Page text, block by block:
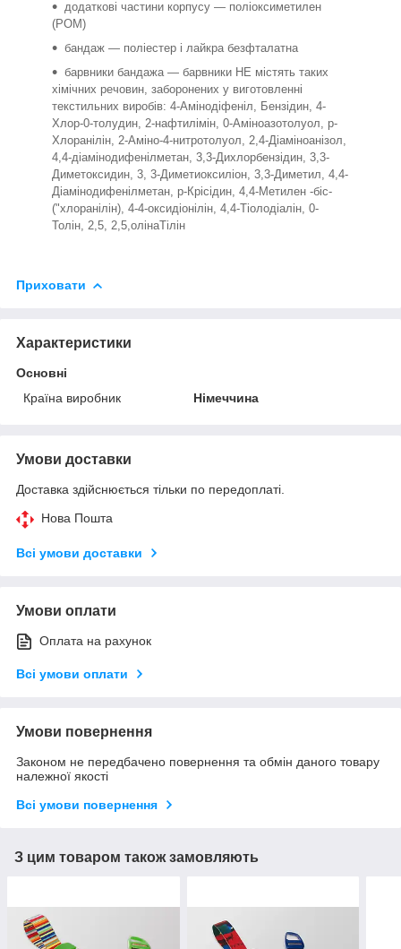
додаткові частини корпусу — поліоксиметилен
(POM)
бандаж — поліестер і лайкра безфталатна
барвники бандажа — барвники НЕ містять таких
хімічних речовин, заборонених у виготовленні
текстильних виробів: 4-Амінодіфеніл, Бензідин, 4-
Хлор-0-толудин, 2-нафтилімін, 0-Аміноазотолуол, р-
Хлоранілін, 2-Аміно-4-нитротолуол, 2,4-Діаміноанізол,
4,4-діамінодифенілметан, 3,3-Дихлорбензідин, 3,3-
Диметоксидин, 3, 3-Диметиоксиліон, 3,3-Диметил, 4,4-
Діамінодифенілметан, р-Крісідин, 4,4-Метилен -біс-
("хлоранілін), 4-4-оксидіонілін, 4,4-Тіолодіалін, 0-
Толін, 2,5, 2,5,олінаТілін
Приховати
Характеристики
Основні
Країна виробник
Німеччина
Умови доставки
Доставка здійснюється тільки по передоплаті.
Нова Пошта
Всі умови доставки
Умови оплати
Оплата на рахунок
Всі умови оплати
Умови повернення
Законом не передбачено повернення та обмін даного товару
належної якості
Всі умови повернення
З цим товаром також замовляють